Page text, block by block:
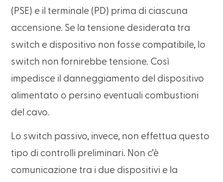
(PSE) e il terminale (PD) prima di ciascuna
accensione. Se la tensione desiderata tra
switch e dispositivo non fosse compatibile, lo
switch non fornirebbe tensione. Così
impedisce il danneggiamento del dispositivo
alimentato o persino eventuali combustioni
del cavo.
Lo switch passivo, invece, non effettua questo
tipo di controlli preliminari. Non c’è
comunicazione tra i due dispositivi e la